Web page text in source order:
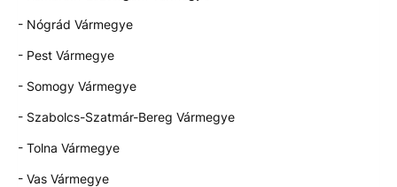
- Nógrád Vármegye
- Pest Vármegye
- Somogy Vármegye
- Szabolcs-Szatmár-Bereg Vármegye
- Tolna Vármegye
- Vas Vármegye